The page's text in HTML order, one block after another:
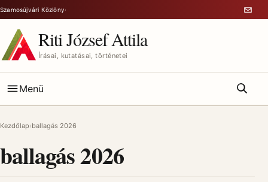
Ugrás a tartalomra
Szamosújvári Közlöny·
Riti József Attila
Írásai, kutatásai, történetei
Menü
Kezdőlap ballagás 2026
ballagás 2026